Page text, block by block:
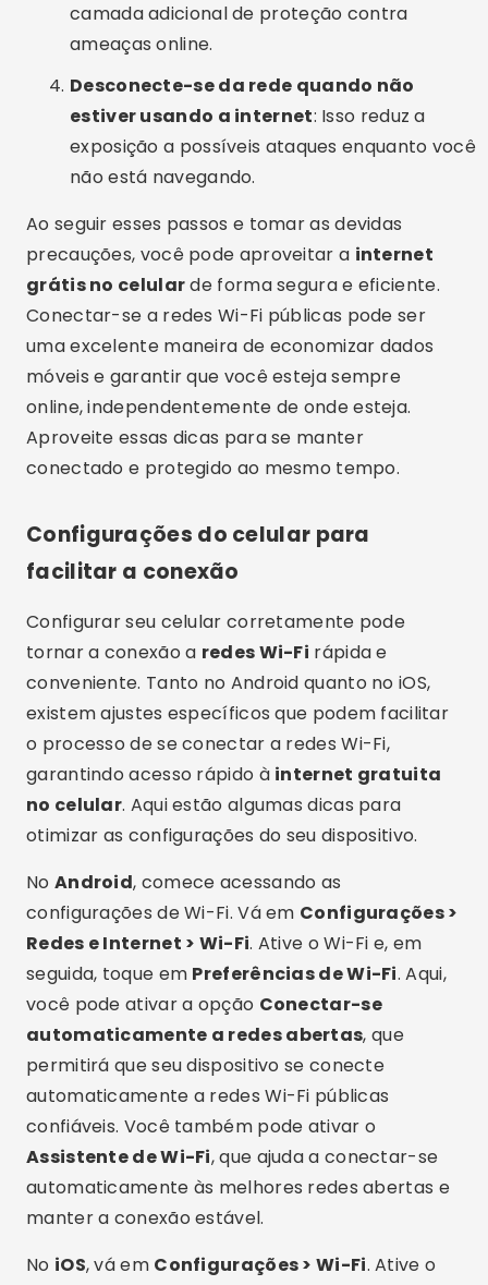
grátis no celularde forma segura e eficiente.
Conectar-se a redes Wi-Fi públicas pode ser
uma excelente maneira de economizar dados
móveis e garantir que você esteja sempre
online, independentemente de onde esteja.
Aproveite essas dicas para se manter
conectado e protegido ao mesmo tempo.
Configurações do celular para
facilitar a conexão
Configurar seu celular corretamente pode
tornar a conexão aredes Wi-Firápida e
conveniente. Tanto no Android quanto no iOS,
existem ajustes específicos que podem facilitar
o processo de se conectar a redes Wi-Fi,
no celular. Aqui estão algumas dicas para
otimizar as configurações do seu dispositivo.
No
Android
, comece acessando as
configurações de Wi-Fi. Vá emConfigurações >
Redes e Internet > Wi-Fi
. Ative o Wi-Fi e, em
seguida, toque em
Preferências de Wi-Fi
. Aqui,
você pode ativar a opção
Conectar-se
automaticamente a redes abertas
, que
permitirá que seu dispositivo se conecte
automaticamente a redes Wi-Fi públicas
confiáveis. Você também pode ativar o
Assistente de Wi-Fi, que ajuda a conectar-se
automaticamente às melhores redes abertas e
manter a conexão estável.
NoiOS , vá em Configurações > Wi-Fi
. Ative o
Wi-Fi e, em seguida, toque na opção
Conexão
. Isso permitirá que seu dispositivo
avise sempre que uma rede aberta estiver
disponível. Para economizar tempo, você
também pode ativar a opção Conectar-se
automaticamente
às redes conhecidas. Outra
configuração útil é o
Assistente de Wi-Fi
conexão Wi-Fi estiver fraca, garantindo uma